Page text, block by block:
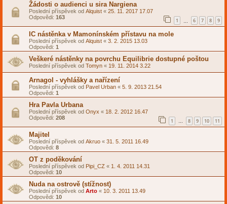
Žádosti o audienci u sira Nargiena
Poslední příspěvek od Alquist « 25. 11. 2017 17.07
Odpovědi: 163 1 6 7 8 9
IC nástěnka v Mamonínském přístavu na mole
Poslední příspěvek od Alquist « 3. 2. 2015 13.03
Odpovědi: 1
Veškeré nástěnky na povrchu Equilibrie dostupné poštou
Poslední příspěvek od Tomyn « 19. 11. 2014 3.22
Arnagol - vyhlášky a nařízení
Poslední příspěvek od Pavel Urban « 5. 9. 2013 21.54
Odpovědi: 1
Hra Pavla Urbana
Poslední příspěvek od Onyx « 18. 2. 2012 16.47
Odpovědi: 208 1 … 8 9 10 11
Majitel
Poslední příspěvek od Akruo « 31. 5. 2011 16.49
Odpovědi: 8
OT z poděkování
Poslední příspěvek od Pipi_CZ « 1. 4. 2011 14.31
Odpovědi: 10
Nuda na ostrově (stížnost)
Poslední příspěvek od Arto « 10. 3. 2011 13.49
Odpovědi: 10